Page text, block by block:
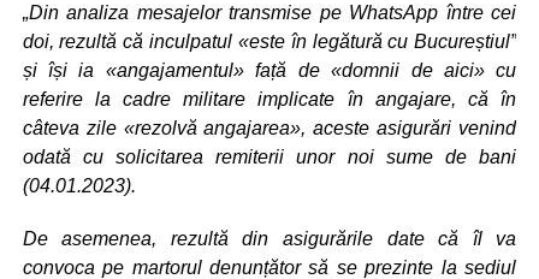
„Din analiza mesajelor transmise pe WhatsApp între cei
doi, rezultă că inculpatul «este în legătură cu Bucureștiul”
și își ia «angajamentul» față de «domnii de aici» cu
referire la cadre militare implicate în angajare, că în
câteva zile «rezolvă angajarea», aceste asigurări venind
odată cu solicitarea remiterii unor noi sume de bani
(04.01.2023).
De asemenea, rezultă din asigurările date că îl va
convoca pe martorul denunțător să se prezinte la sediul